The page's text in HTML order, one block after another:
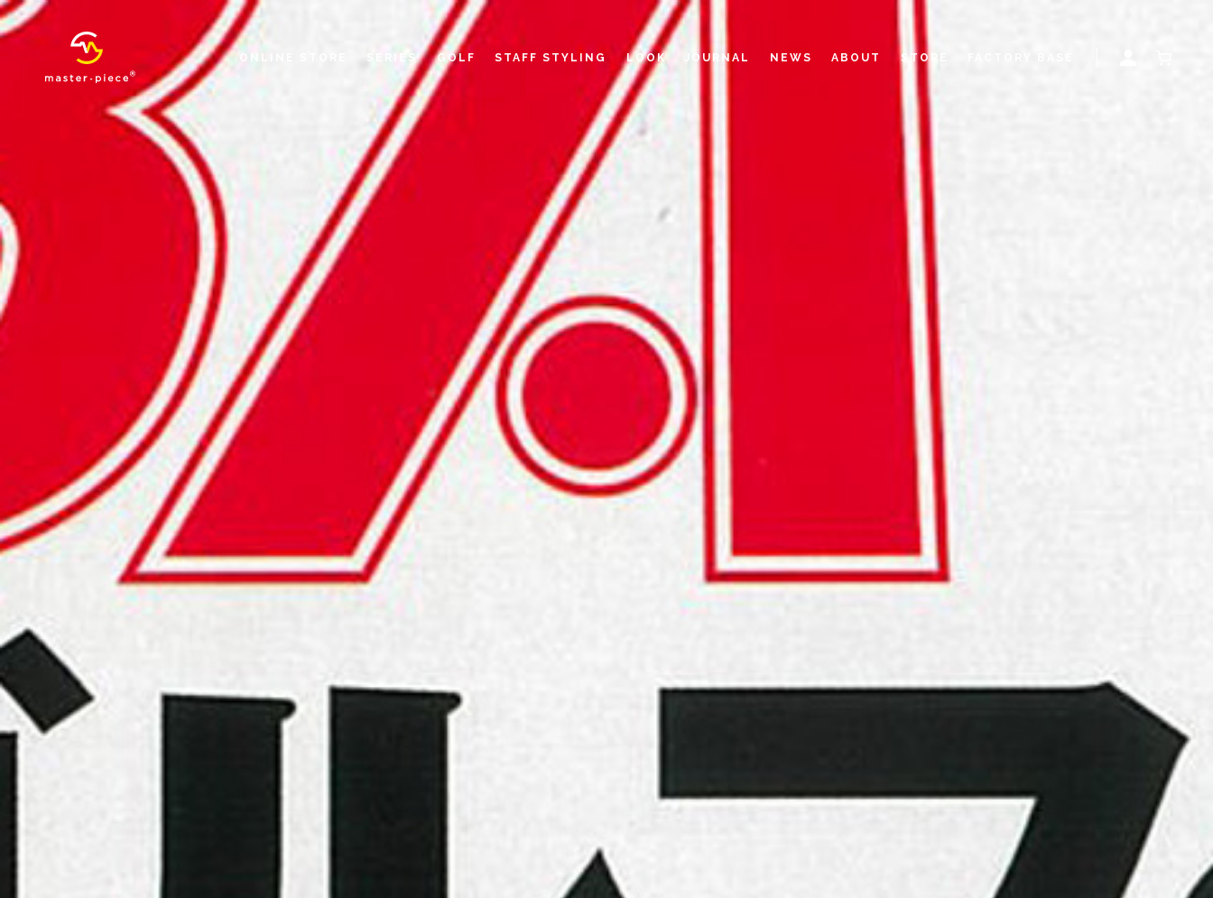
SERIES GOLF STAFF STYLING LOOK JOURNAL NEWS ABOUT STORE